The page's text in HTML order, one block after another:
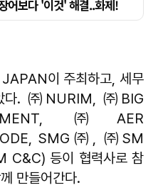
이 주최하고, 세무
다. ㈜NURIM, ㈜BIG
㈜AER
SMG㈜, ㈜SM
등이 협력사로 참
만들어간다.